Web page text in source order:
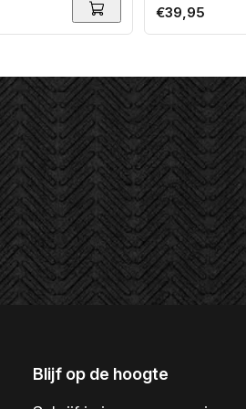
Normale
prijs
€39,95
Blijf op de hoogte